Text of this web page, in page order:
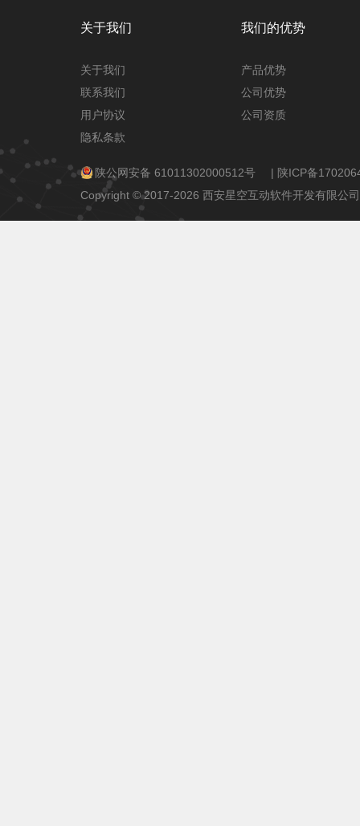
关于我们
关于我们
联系我们
用户协议
隐私条款
我们的优势
产品优势
公司优势
公司资质
陕公网安备 61011302000512号 | 陕ICP备
Copyright © 2017-2026 西安星空互动软件开发有限公